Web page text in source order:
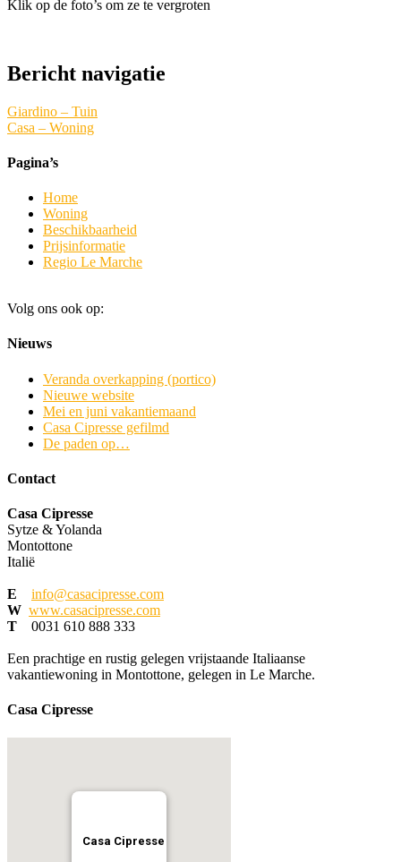
Klik op de foto’s om ze te vergroten
Bericht navigatie
Giardino – Tuin
Casa – Woning
Pagina’s
Home
Woning
Beschikbaarheid
Prijsinformatie
Regio Le Marche
Volg ons ook op:
Nieuws
Veranda overkapping (portico)
Nieuwe website
Mei en juni vakantiemaand
Casa Cipresse gefilmd
De paden op…
Contact
Casa Cipresse
Sytze & Yolanda
Montottone
Italië
E
info@casacipresse.com
W www.casacipresse.com
T 0031 610 888 333
Een prachtige en rustig gelegen vrijstaande Italiaanse
vakantiewoning in Montottone, gelegen in Le Marche.
Casa Cipresse
Casa Cipresse